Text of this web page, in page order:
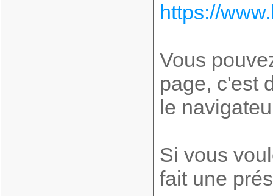
https://
Vous
page, c'est
le
Si vous
fait une